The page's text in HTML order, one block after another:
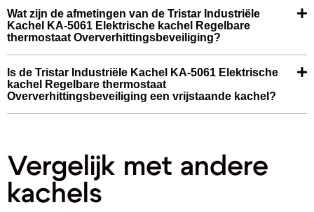
Wat zijn de afmetingen van de Tristar Industriële
Kachel KA-5061 Elektrische kachel Regelbare
thermostaat Oververhittingsbeveiliging?
Is de Tristar Industriële Kachel KA-5061 Elektrische
kachel Regelbare thermostaat
Oververhittingsbeveiliging een vrijstaande kachel?
Vergelijk met andere
kachels